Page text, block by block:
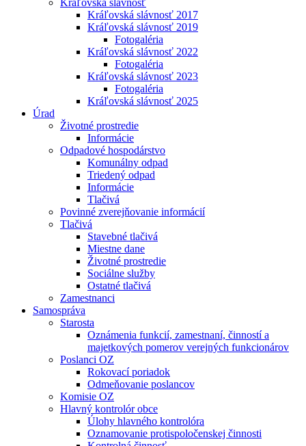
Kráľovská slávnosť
Kráľovská slávnosť 2017
Kráľovská slávnosť 2019
Fotogaléria
Kráľovská slávnosť 2022
Fotogaléria
Kráľovská slávnosť 2023
Fotogaléria
Kráľovská slávnosť 2025
Úrad
Životné prostredie
Informácie
Odpadové hospodárstvo
Komunálny odpad
Triedený odpad
Informácie
Tlačivá
Povinné zverejňovanie informácií
Tlačivá
Stavebné tlačivá
Miestne dane
Životné prostredie
Sociálne služby
Ostatné tlačivá
Zamestnanci
Samospráva
Starosta
Oznámenia funkcií, zamestnaní, činností a
majetkových pomerov verejných funkcionárov
Poslanci OZ
Rokovací poriadok
Odmeňovanie poslancov
Komisie OZ
Hlavný kontrolór obce
Úlohy hlavného kontrolóra
Oznamovanie protispoločenskej činnosti